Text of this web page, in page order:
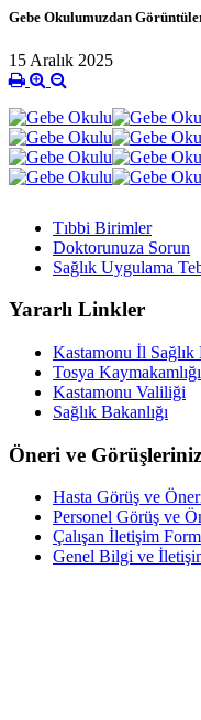
Gebe Okulumuzdan
15 Aralık 2025
Tıbbi Birimler
Doktorunuza Sorun
Sağlık Uygulama
Yararlı Linkler
Kastamonu İl
Tosya Kaymakamlığı
Kastamonu Valiliği
Sağlık Bakanlığı
Öneri ve Görüşleriniz
Hasta Görüş ve
Personel Görüş ve
Çalışan İletişim
Genel Bilgi ve